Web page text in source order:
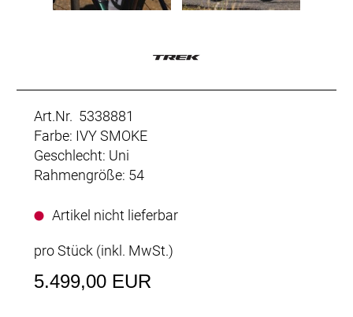
Art.Nr. 5338881
Farbe: IVY SMOKE
Geschlecht: Uni
Rahmengröße: 54
Artikel nicht lieferbar
pro Stück (inkl. MwSt.)
5.499,00 EUR